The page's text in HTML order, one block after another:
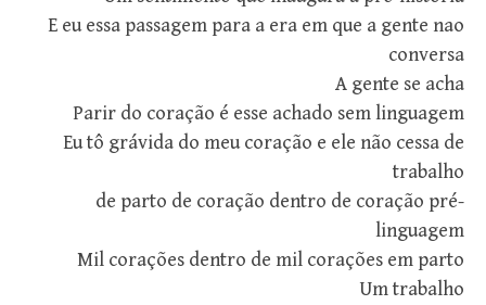
E eu essa passagem para a era em que a gente nao
conversa
A gente se acha
Parir do coração é esse achado sem linguagem
Eu tô grávida do meu coração e ele não cessa de
trabalho
de parto de coração dentro de coração pré-
linguagem
Mil corações dentro de mil corações em parto
Um trabalho